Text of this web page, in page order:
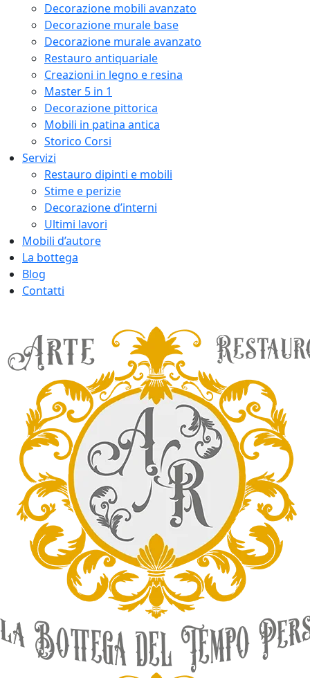
Decorazione mobili avanzato
Decorazione murale base
Decorazione murale avanzato
Restauro antiquariale
Creazioni in legno e resina
Master 5 in 1
Decorazione pittorica
Mobili in patina antica
Storico Corsi
Servizi
Restauro dipinti e mobili
Stime e perizie
Decorazione d’interni
Ultimi lavori
Mobili d’autore
La bottega
Blog
Contatti